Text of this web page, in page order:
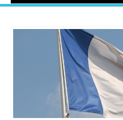
NASZE USŁUGI